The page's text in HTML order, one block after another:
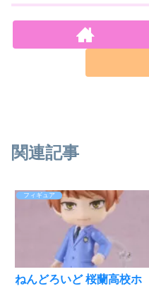
関連記事
フィギュア
ねんどろいど 桜蘭高校ホ